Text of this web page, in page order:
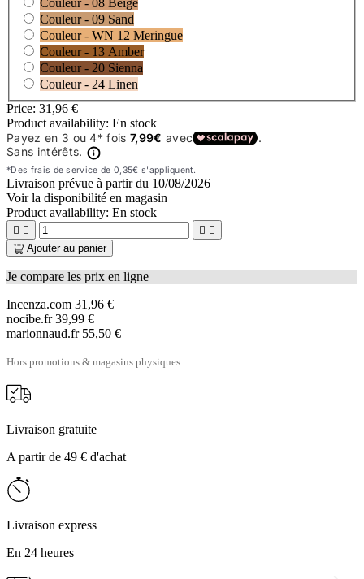
Couleur - 08 Beige
Couleur - 09 Sand
Couleur - WN 12 Meringue
Couleur - 13 Amber
Couleur - 20 Sienna
Couleur - 24 Linen
Price: 31,96 €
Product availability: En stock
Livraison prévue à partir du 10/08/2026
Voir la disponibilité en magasin
Product availability: En stock
   
Ajouter au panier
Je compare les prix en ligne
Incenza.com 31,96 €
nocibe.fr 39,99 €
marionnaud.fr 55,50 €
Hors promotions & magasins physiques
Livraison gratuite
A partir de 49 € d'achat
Livraison express
En 24 heures